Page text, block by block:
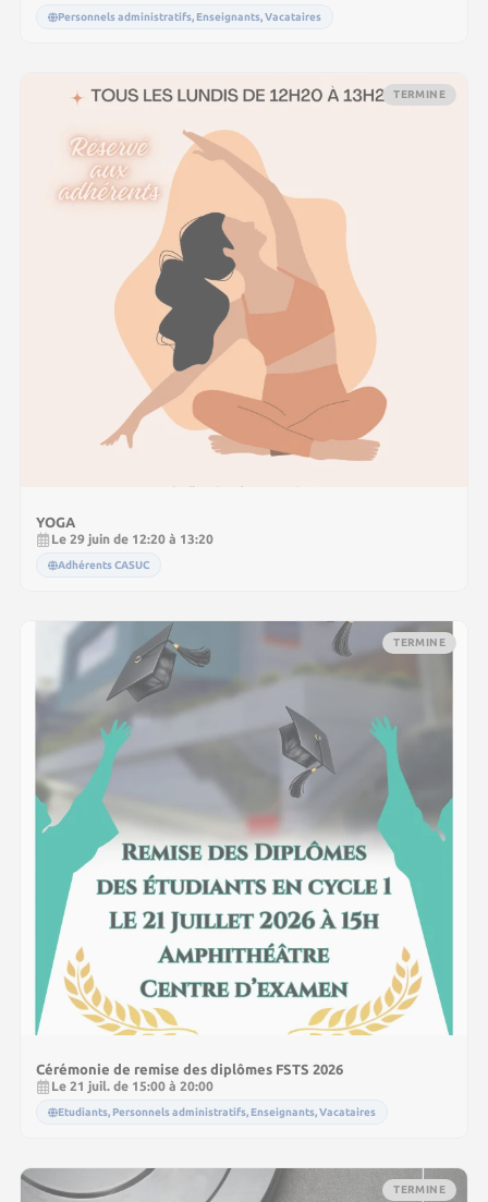
Personnels administratifs, Enseignants, Vacataires
TERMINE
YOGA
Le 29 juin de 12:20 à 13:20
Adhérents CASUC
TERMINE
Cérémonie de remise des diplômes FSTS 2026
Le 21 juil. de 15:00 à 20:00
Etudiants, Personnels administratifs, Enseignants, Vacataires
TERMINE